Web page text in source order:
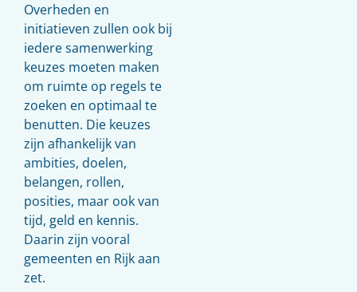
Overheden en
initiatieven zullen ook bij
iedere samenwerking
keuzes moeten maken
om ruimte op regels te
zoeken en optimaal te
benutten. Die keuzes
zijn afhankelijk van
ambities, doelen,
belangen, rollen,
posities, maar ook van
tijd, geld en kennis.
Daarin zijn vooral
gemeenten en Rijk aan
zet.